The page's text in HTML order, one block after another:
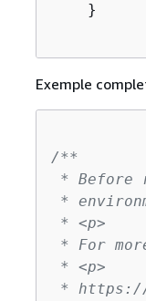
    }
Exemple
/**
* Before
*
* <p>
* For
* <p>
* https://